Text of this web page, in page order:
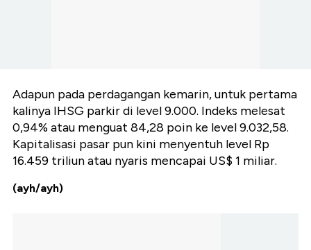
Adapun pada perdagangan kemarin, untuk pertama
kalinya IHSG parkir di level 9.000. Indeks melesat
0,94% atau menguat 84,28 poin ke level 9.032,58.
Kapitalisasi pasar pun kini menyentuh level Rp
16.459 triliun atau nyaris mencapai US$ 1 miliar.
(ayh/ayh)